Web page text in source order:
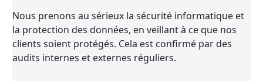
Nous prenons au sérieux la sécurité informatique et
la protection des données, en veillant à ce que nos
clients soient protégés. Cela est confirmé par des
audits internes et externes réguliers.